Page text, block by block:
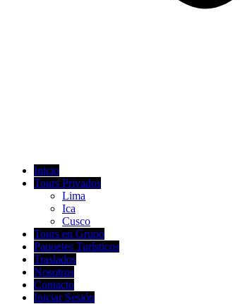
Inicio
Tours Privados
Lima
Ica
Cusco
Tours en Grupo
Paquetes Turísticos
Traslados
Nosotros
Contacto
Iniciar Sesión